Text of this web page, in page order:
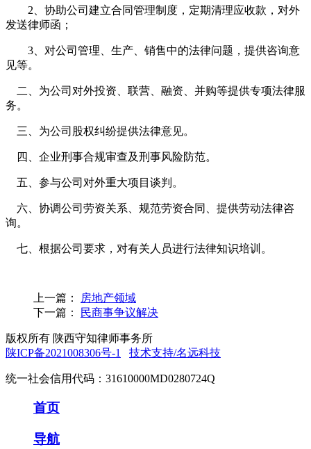
2、协助公司建立合同管理制度，定期清理应收款，对外
发送律师函；
3、对公司管理、生产、销售中的法律问题，提供咨询意
见等。
二、为公司对外投资、联营、融资、并购等提供专项法律服
务。
三、为公司股权纠纷提供法律意见。
四、企业刑事合规审查及刑事风险防范。
五、参与公司对外重大项目谈判。
六、协调公司劳资关系、规范劳资合同、提供劳动法律咨
询。
七、根据公司要求，对有关人员进行法律知识培训。
上一篇：
房地产领域
下一篇：
民商事争议解决
版权所有 陕西守知律师事务所
陕ICP备2021008306号-1
技术支持/名远科技
统一社会信用代码：31610000MD0280724Q
首页
导航